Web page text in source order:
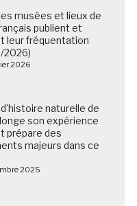
musées et lieux de
publient et
leur fréquentation
2026)
2026
naturelle de
son expérience
prépare des
majeurs dans ce
2025